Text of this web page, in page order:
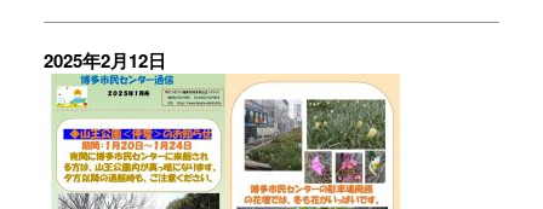
2025年2月12日